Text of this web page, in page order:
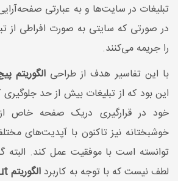
تبلیغات در سایت‌ها و به عبارتی
در صورتی که سایتی به صورت افراطی از
را جریمه می‌کنند.
با این تفاسیر هدف از طراحیالگوریتم
این بود که از تبلیغات بیش از حد جلوگیری
خود در قرارگیری دریک صفحه خاص
خوشبختانه نیز تاکنون با آپدیت‌های
توانسته است با موفقیت عمل کند. البته
لطف نیست که با توجه به کاربردالگوریتم Page Layout